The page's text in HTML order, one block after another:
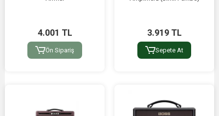
4.001 TL
Ön Sipariş
3.919 TL
Sepete At